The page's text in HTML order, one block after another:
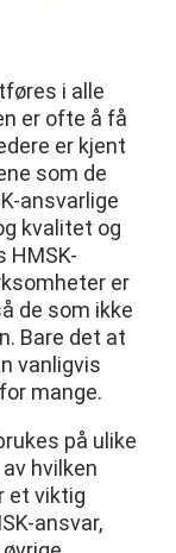
i alle
er ofte å få
er kjent
som de
ansvarlige
kvalitet og
HMSK-
er
de som ikke
Bare det at
vanligvis
mange.
på ulike
hvilken
et viktig
ansvar,